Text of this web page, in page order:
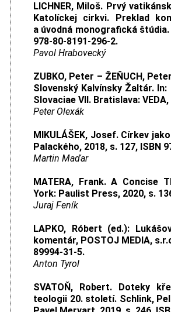
LICHNER, Miloš. Prvý
Katolíckej cirkvi. Preklad
a úvodná monografická štúdia.
978-80-8191-296-2.
Pavol Hrabovecký
ZUBKO, Peter – ŽEŇUCH,
Slovenský Kalvínsky Žaltár.
Slovaciae VII. Bratislava:
Peter Olexák
MIKULÁŠEK, Josef. Církev
Palackého, 2018, s. 127, ISBN
Martin Maďar
MATERA, Frank. A Concise
York: Paulist Press, 2020, s.
Juraj Feník
LAPKO, Róbert (ed.):
komentár, POSTOJ MEDIA,
89994-31-5.
Anton Tyrol
SVATOŇ, Robert. Doteky
teologii 20. století. Schlink,